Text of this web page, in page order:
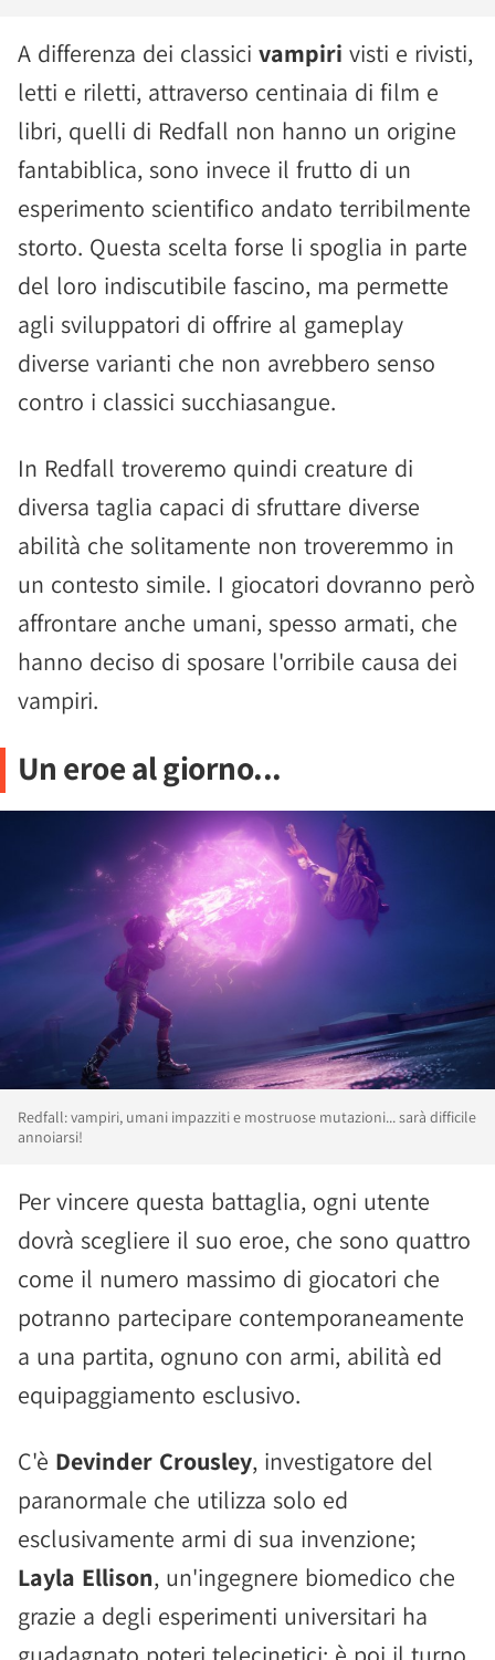
A differenza dei classici vampiri visti e rivisti,
letti e riletti, attraverso centinaia di film e
libri, quelli di Redfall non hanno un origine
fantabiblica, sono invece il frutto di un
esperimento scientifico andato terribilmente
storto. Questa scelta forse li spoglia in parte
del loro indiscutibile fascino, ma permette
agli sviluppatori di offrire al gameplay
diverse varianti che non avrebbero senso
contro i classici succhiasangue.
In Redfall troveremo quindi creature di
diversa taglia capaci di sfruttare diverse
abilità che solitamente non troveremmo in
un contesto simile. I giocatori dovranno però
affrontare anche umani, spesso armati, che
hanno deciso di sposare l'orribile causa dei
vampiri.
Un eroe al giorno...
Redfall: vampiri, umani impazziti e mostruose mutazioni... sarà difficile
annoiarsi!
Per vincere questa battaglia, ogni utente
dovrà scegliere il suo eroe, che sono quattro
come il numero massimo di giocatori che
potranno partecipare contemporaneamente
a una partita, ognuno con armi, abilità ed
equipaggiamento esclusivo.
C'è Devinder Crousley, investigatore del
paranormale che utilizza solo ed
esclusivamente armi di sua invenzione;
Layla Ellison, un'ingegnere biomedico che
grazie a degli esperimenti universitari ha